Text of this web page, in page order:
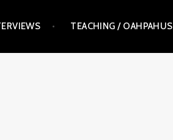
TEACHING / OAHPAHUS